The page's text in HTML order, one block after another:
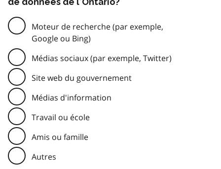
Moteur de recherche (par exemple,
Google ou Bing)
Médias sociaux (par exemple, Twitter)
Site web du gouvernement
Médias d'information
Travail ou école
Amis ou famille
Autres